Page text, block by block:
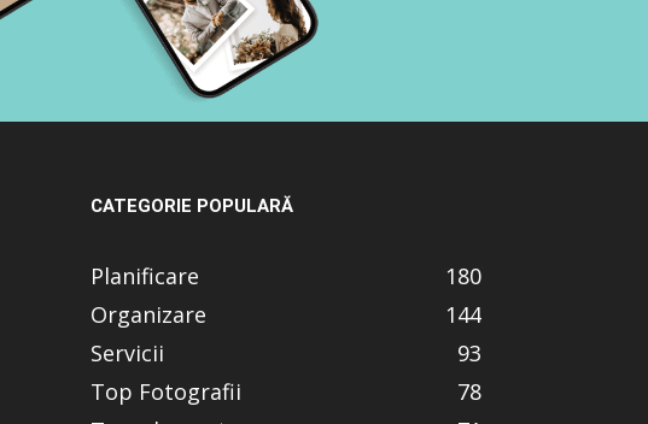
CATEGORIE POPULARĂ
Planificare
180
Organizare
144
Servicii
93
Top Fotografii
78